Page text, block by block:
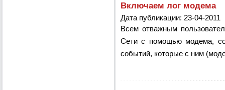
Включаем лог модема
Дата публикации: 23-04-2011
Всем отважным
Сети с помощью модема,
событий, которые с ним